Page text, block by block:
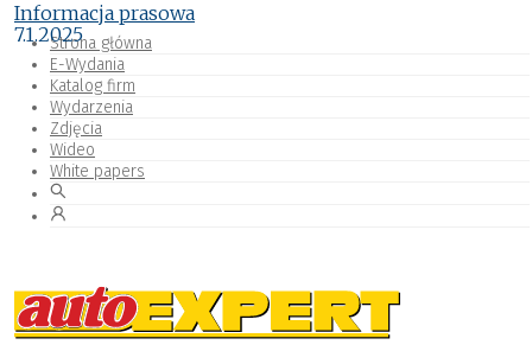
Strona główna
E-Wydania
Katalog firm
Wydarzenia
Zdjęcia
Wideo
White papers
Informacja prasowa
7.1.2025